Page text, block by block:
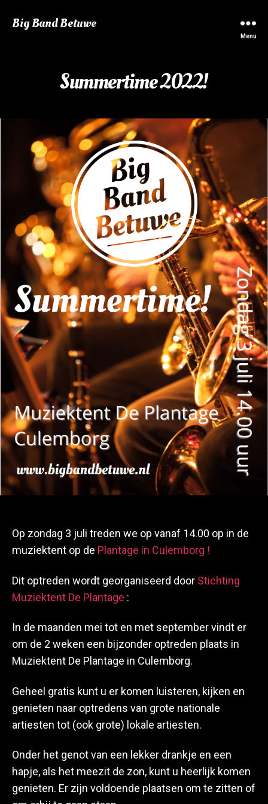
Big Band Betuwe
Menu
Summertime 2022!
Op zondag 3 juli treden we op vanaf 14.00 op in de
muziektent op de Plantage in Culemborg !
Dit optreden wordt georganiseerd door Stichting
Muziektent De Plantage :
In de maanden mei tot en met september vindt er
om de 2 weken een bijzonder optreden plaats in
Muziektent De Plantage in Culemborg.
Geheel gratis kunt u er komen luisteren, kijken en
genieten naar optredens van grote nationale
artiesten tot (ook grote) lokale artiesten.
Onder het genot van een lekker drankje en een
hapje, als het meezit de zon, kunt u heerlijk komen
genieten. Er zijn voldoende plaatsen om te zitten of